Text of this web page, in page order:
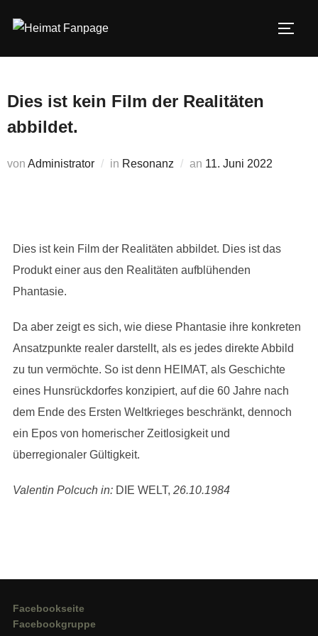
Inhalt
Dies ist kein Film der Realitäten
abbildet.
von Administrator in Resonanz an Veröffentlicht
11. Juni 2022
Dies ist kein Film der Realitäten abbildet. Dies ist das
Produkt einer aus den Realitäten aufblühenden
Phantasie.
Da aber zeigt es sich, wie diese Phantasie ihre konkreten
Ansatzpunkte realer darstellt, als es jedes direkte Abbild
zu tun vermöchte. So ist denn HEIMAT, als Geschichte
eines Hunsrückdorfes konzipiert, auf die 60 Jahre nach
dem Ende des Ersten Weltkrieges beschränkt, dennoch
ein Epos von homerischer Zeitlosigkeit und
überregionaler Gültigkeit.
Valentin Polcuch in:DIE WELT, 26.10.1984
Facebookseite
Facebookgruppe